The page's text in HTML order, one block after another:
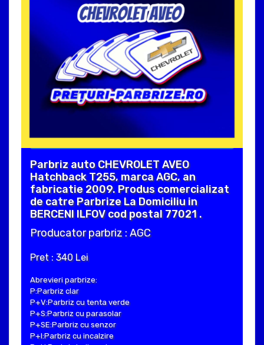
Parbriz auto CHEVROLET AVEO
Hatchback T255, marca AGC, an
fabricatie 2009. Produs comercializat
de catre Parbrize La Domiciliu in
BERCENI ILFOV cod postal 77021 .
Producator parbriz : AGC
Pret : 340 Lei
Abrevieri parbrize:
P:Parbriz clar
P+V:Parbriz cu tenta verde
P+S:Parbriz cu parasolar
P+SE:Parbriz cu senzor
P+I:Parbriz cu incalzire